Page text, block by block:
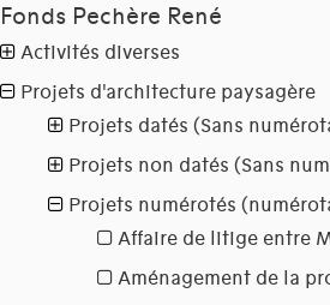
Fonds Pechère René
Activités diverses
Projets d'architecture paysagère
Projets datés (Sans
Projets non datés (Sans
Projets numérotés
Affaire de litige entre
Aménagement de la